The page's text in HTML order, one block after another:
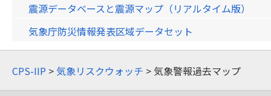
震源データベースと震源マップ（リアルタイム版）
気象庁防災情報発表区域データセット
CPS-IIP >気象リスクウォッチ > 気象警報過去マップ